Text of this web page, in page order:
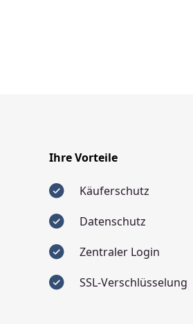
Ihre Vorteile
Käuferschutz
Datenschutz
Zentraler Login
SSL-Verschlüsselung